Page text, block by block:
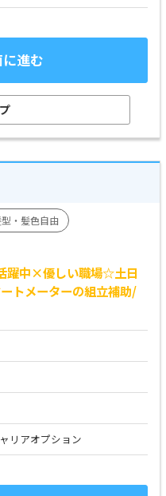
進む
・髪色自由
躍中×優しい職場☆土日
トメーターの組立補助/
リアオプション